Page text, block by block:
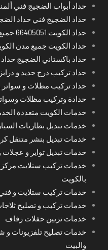
حداد أبواب الضجيج فني
حداد الضجيج فني حداد
حداد الكويت 66405051 جميع مدن الكويت
حداد الكويت جميع مدن
حداد باكستاني الضجيج
حداد تركيب درج حديد و
حداد تركيب مظلات و سواتر
حدادة وتركيب مظلات
خدمات الكويت متعددة
خدمات تبديل بطاريات
خدمات تبديل بنشر متنقل
خدمات تبديل تواير و
خدمات تركيب ستلايت
بالكويت
خدمات تركيب ستلايت و
خدمات تركيب و تصليح
خدمات تزيين حفلات زفاف
خدمات تصليح تلفزيونات
والبيت